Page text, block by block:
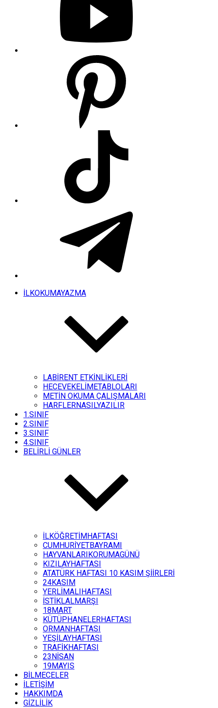
İLKOKUMAYAZMA
LABİRENT ETKİNLİKLERİ
HECEVEKELİMETABLOLARI
METİN OKUMA ÇALIŞMALARI
HARFLERNASILYAZILIR
1.SINIF
2.SINIF
3.SINIF
4.SINIF
BELİRLİ GÜNLER
İLKÖĞRETİMHAFTASI
CUMHURİYETBAYRAMI
HAYVANLARIKORUMAGÜNÜ
KIZILAYHAFTASI
ATATÜRK HAFTASI 10 KASIM ŞİİRLERİ
24KASIM
YERLİMALIHAFTASI
İSTİKLALMARŞI
18MART
KÜTÜPHANELERHAFTASI
ORMANHAFTASI
YEŞİLAYHAFTASI
TRAFİKHAFTASI
23NİSAN
19MAYIS
BİLMECELER
İLETİŞİM
HAKKIMDA
GİZLİLİK